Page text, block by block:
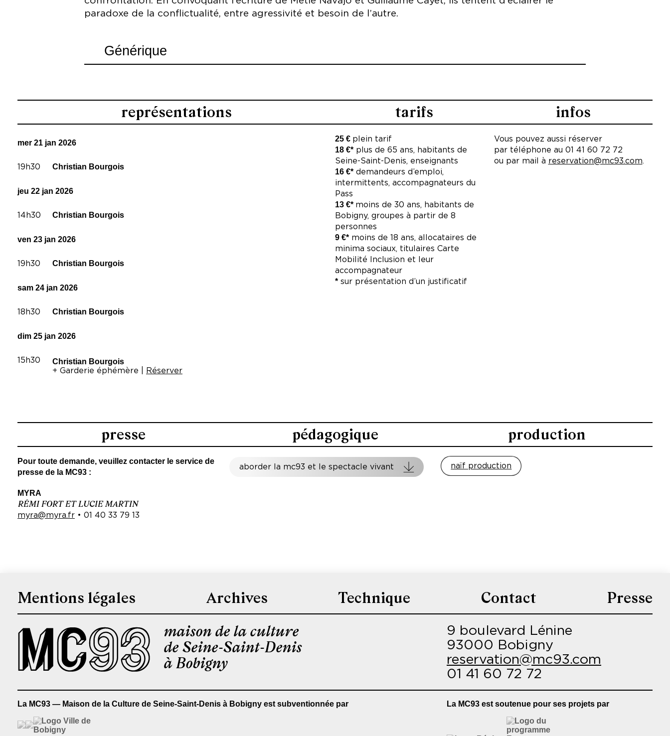
paradoxe de la conflictualité, entre agressivité et besoin de l’autre.
Générique
Avec Mathieu Desseigne, Lucien Reynès
Collaboration artistique Métie Navajo, Guillaume Cayet
Denis, KLAP – Maison pour la danse de Marseille, Théâtre
Joliette – Marseille, Pôle Sud – CDCN de Strasbourg, CIRCA –
Auch
Avec le soutien du Sirque – PNC Nexon
Accueil en résidence Le Gymnase – Centre de
développement chorégraphique national Roubaix Hauts-de-
France.
La compagnie Naïf Productionest conventionnée par la DRAC
Provence-Alpes-Côte d'Azur et bénéficie du soutien de la
Région Sud, du Département de Vaucluse et de la Ville
d’Avignon.
représentations
mer 21 jan 2026
19h30 Christian Bourgois
jeu 22 jan 2026
14h30 Christian Bourgois
ven 23 jan 2026
19h30 Christian Bourgois
sam 24 jan 2026
18h30 Christian Bourgois
dim 25 jan 2026
15h30 Christian Bourgois
+ Garderie éphémère | Réserver
tarifs
25 € plein tarif
18 €* plus de 65 ans, habitants de
Seine-Saint-Denis, enseignants
16 €* demandeurs d’emploi,
intermittents, accompagnateurs du
Pass
13 €* moins de 30 ans, habitants de
Bobigny, groupes à partir de 8
personnes
9 €* moins de 18 ans, allocataires de
minima sociaux, titulaires Carte
Mobilité Inclusion et leur
accompagnateur
* sur présentation d’un justificatif
infos
Vous pouvez aussi réserver
par téléphone au 01 41 60 72 72
ou par mail à reservation@mc93.com.
presse
Pour toute demande, veuillez contacter le service de
presse de la MC93 :
MYRA
RÉMI FORT ET LUCIE MARTIN
myra@myra.fr • 01 40 33 79 13
pédagogique
aborder la mc93 et le spectacle vivant
production
naïf production
Pied
page
Mentions légales Archives Technique Contact
Presse
maison de la culture
de Seine-Saint-Denis
à Bobigny
9 boulevard Lénine
93000 Bobigny
reservation@mc93.com
01 41 60 72 72
La MC93 — Maison de la Culture de Seine-Saint-Denis à Bobigny est subventionnée par La MC93 est soutenue pour ses projets par